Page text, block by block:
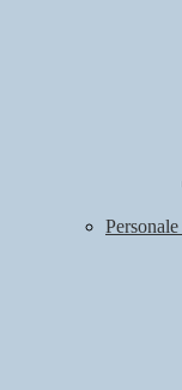
Personale